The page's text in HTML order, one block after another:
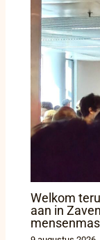
Welkom
aan in